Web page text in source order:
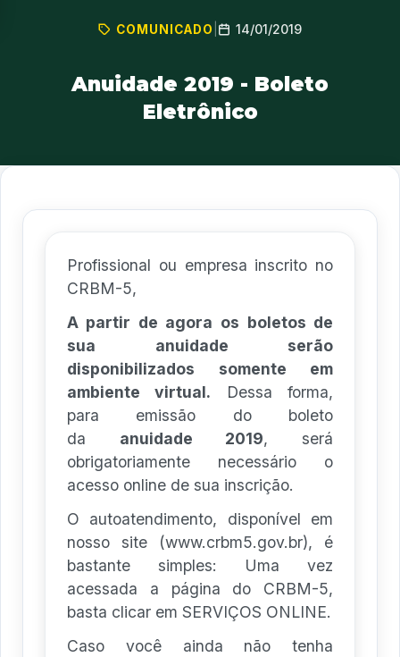
COMUNICADO 14/01/2019
Anuidade 2019 - Boleto
Eletrônico
Profissional ou empresa inscrito no
CRBM-5,
A partir de agora os boletos de
sua anuidade serão
disponibilizados somente em
ambiente virtual. Dessa forma,
para emissão do boleto
da anuidade 2019, será
obrigatoriamente necessário o
acesso online de sua inscrição.
O autoatendimento, disponível em
nosso site (www.crbm5.gov.br), é
bastante simples: Uma vez
acessada a página do CRBM-5,
basta clicar em SERVIÇOS ONLINE.
Caso você ainda não tenha